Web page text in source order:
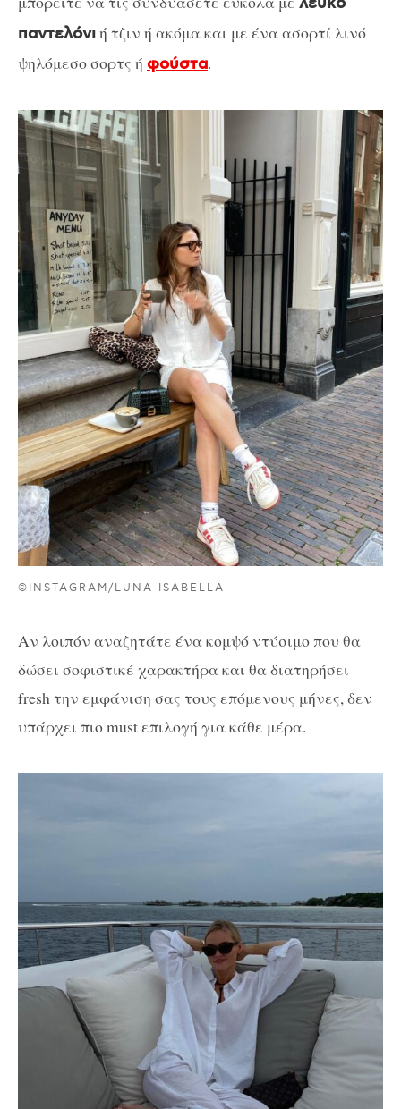
παντελόνιή τζιν ή ακόμα και με ένα ασορτί λινό
ψηλόμεσο σορτς ή φούστα.
©INSTAGRAM/LUNA ISABELLA
Αν λοιπόν αναζητάτε ένα κομψό ντύσιμο που θα
δώσει σοφιστικέ χαρακτήρα και θα διατηρήσει
fresh την εμφάνιση σας τους επόμενους μήνες, δεν
υπάρχει πιο must επιλογή για κάθε μέρα.